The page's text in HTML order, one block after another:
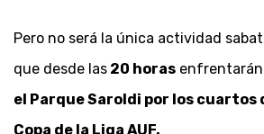
Pero no será la única actividad
que desde las 20 horas enfrentarán
el Parque Saroldi por los cuartos
Copa de la Liga AUF.